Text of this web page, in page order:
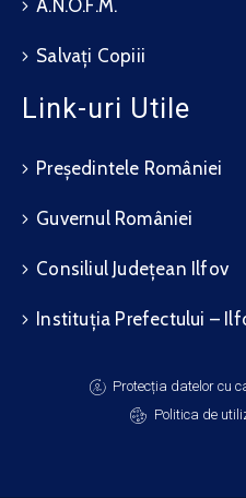
A.N.O.F.M.
Salvați Copiii
Link-uri Utile
Președintele României
Guvernul României
Consiliul Județean Ilfov
Instituția Prefectului –
Protecția datelor cu
Politica de